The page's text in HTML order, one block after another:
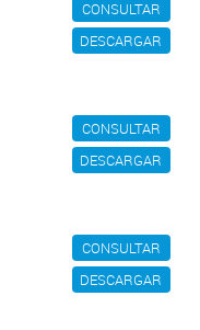
CONSULTAR
DESCARGAR
CONSULTAR
DESCARGAR
CONSULTAR
DESCARGAR